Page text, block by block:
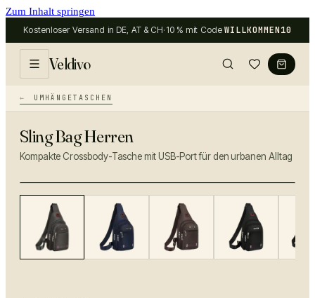
Zum Inhalt springen
Kostenloser Versand in DE, AT & CH· 10 % mit Code WILLKOMMEN10
Veldivo
UMHÄNGETASCHEN
Sling Bag Herren
Kompakte Crossbody-Tasche mit USB-Port für den urbanen Alltag
−30